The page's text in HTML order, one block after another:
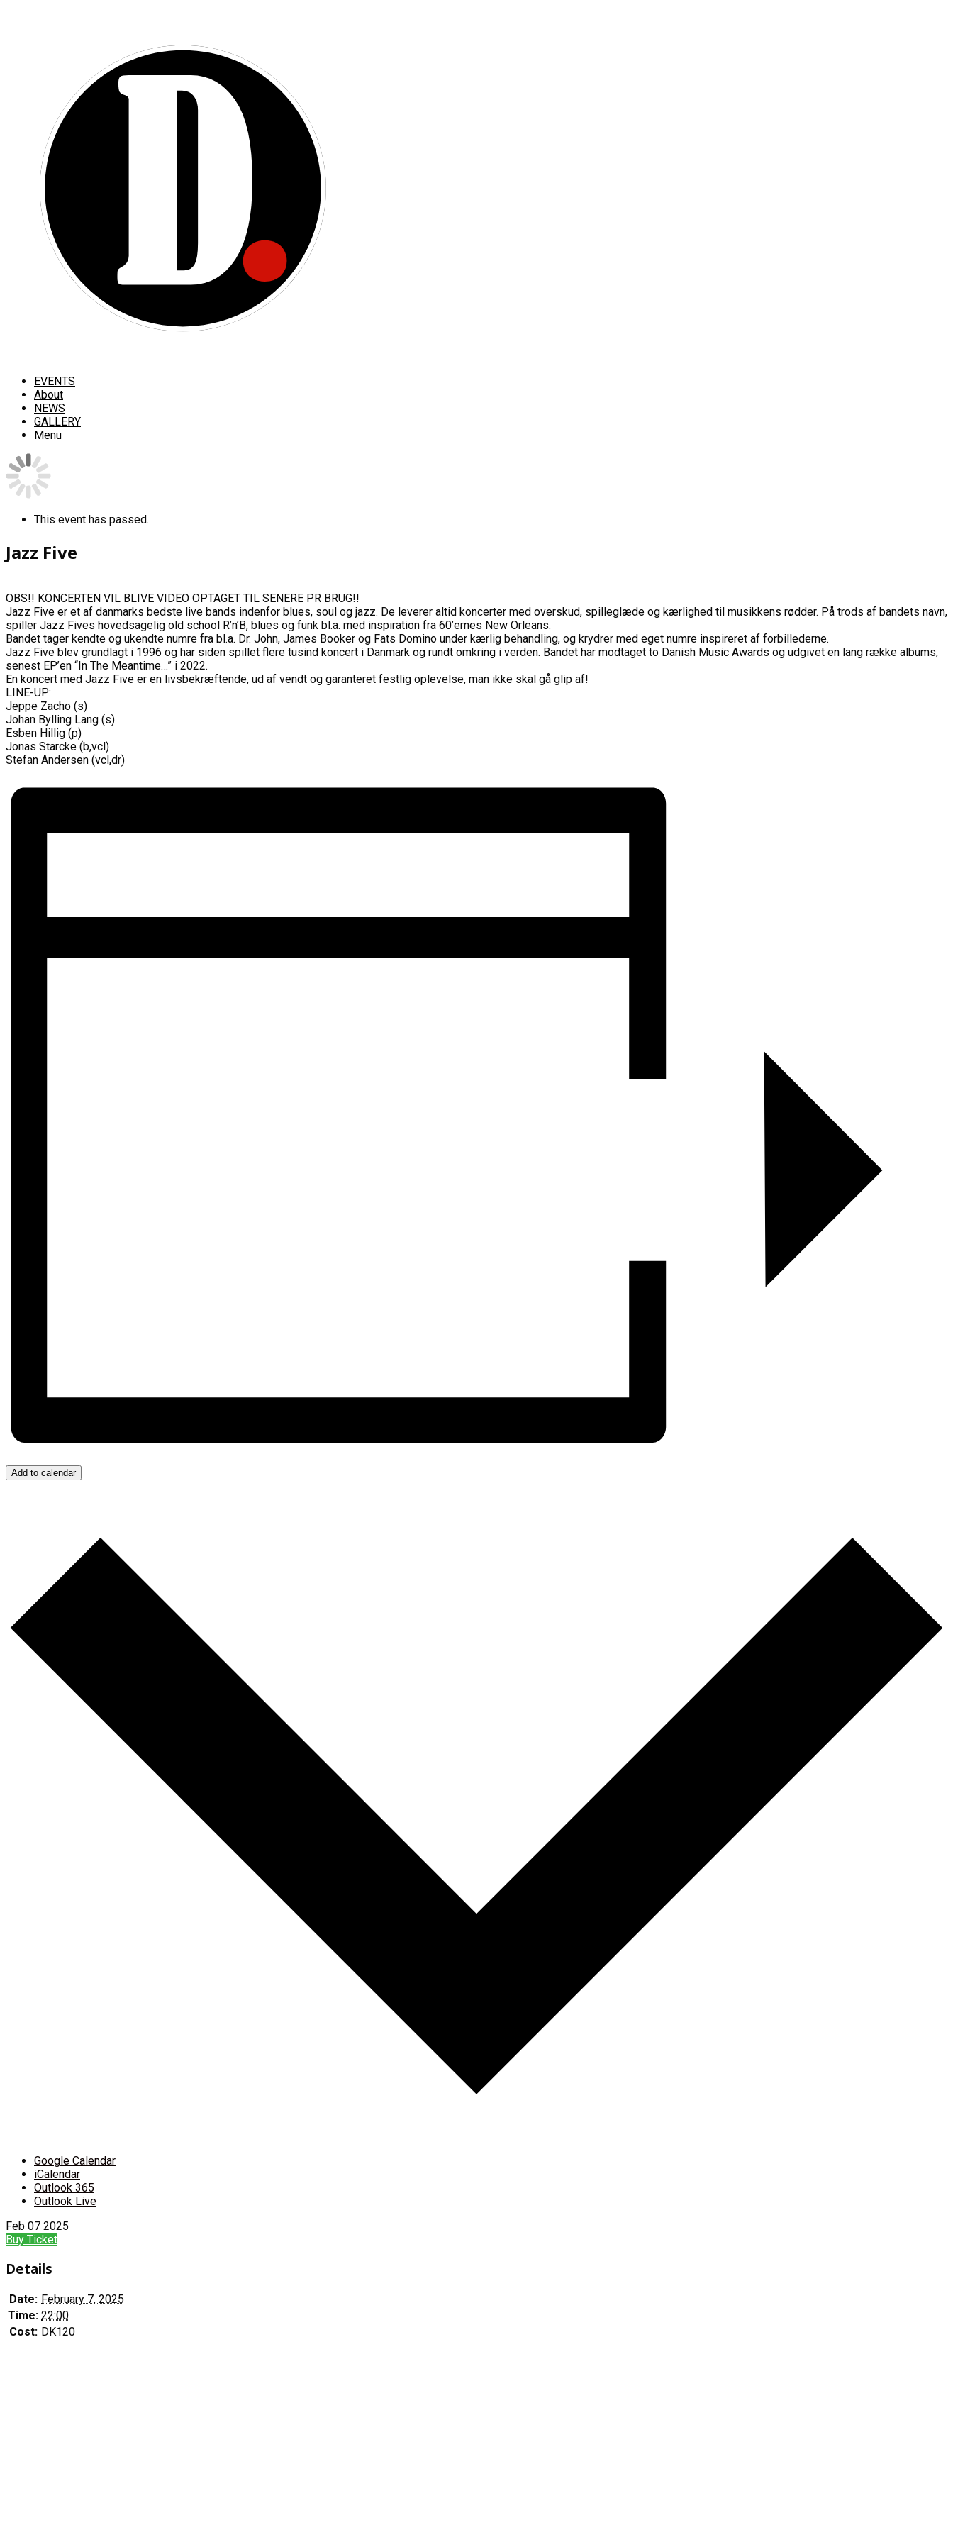
EVENTS
About
NEWS
GALLERY
Menu
This event has passed.
Jazz Five
OBS!! KONCERTEN VIL BLIVE VIDEO OPTAGET TIL SENERE PR BRUG!!
Jazz Five er et af danmarks bedste live bands indenfor blues, soul og jazz. De leverer altid koncerter med overskud, spilleglæde og kærlighed til musikkens rødder. På trods af bandets navn,
spiller Jazz Fives hovedsagelig old school R’n’B, blues og funk bl.a. med inspiration fra 60’ernes New Orleans.
Bandet tager kendte og ukendte numre fra bl.a. Dr. John, James Booker og Fats Domino under kærlig behandling, og krydrer med eget numre inspireret af forbillederne.
Jazz Five blev grundlagt i 1996 og har siden spillet flere tusind koncert i Danmark og rundt omkring i verden. Bandet har modtaget to Danish Music Awards og udgivet en lang række albums,
senest EP’en “In The Meantime…” i 2022.
En koncert med Jazz Five er en livsbekræftende, ud af vendt og garanteret festlig oplevelse, man ikke skal gå glip af!
LINE-UP:
Jeppe Zacho (s)
Johan Bylling Lang (s)
Esben Hillig (p)
Jonas Starcke (b,vcl)
Stefan Andersen (vcl,dr)
Add to calendar
Google Calendar
iCalendar
Outlook 365
Outlook Live
Feb 07 2025
Buy Ticket
Details
Date: February 7, 2025
Time: 22:00
Cost: DK120